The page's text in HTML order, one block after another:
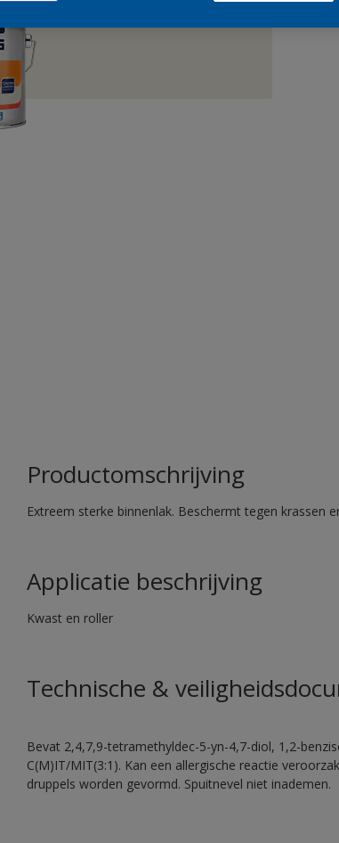
Productomschrijving
Extreem sterke binnenlak. Beschermt tegen krassen
Applicatie beschrijving
Kwast en roller
Technische &
Bevat 2,4,7,9-tetramethyldec-5-yn-4,7-diol, 1,2-
C(M)IT/MIT(3:1). Kan een allergische reactie
druppels worden gevormd. Spuitnevel niet inademen.